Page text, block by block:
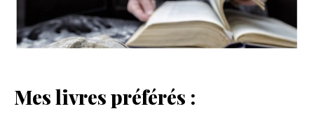
Mes livres préférés :